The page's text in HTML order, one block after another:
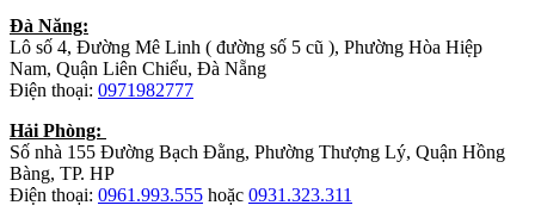
Đà Năng:
Lô số 4, Đường Mê Linh ( đường số 5 cũ ), Phường Hòa Hiệp
Nam, Quận Liên Chiểu, Đà Nẵng
Điện thoại: 0971982777
Hải Phòng:
Số nhà 155 Đường Bạch Đằng, Phường Thượng Lý, Quận Hồng
Bàng, TP. HP
Điện thoại: 0961.993.555 hoặc 0931.323.311